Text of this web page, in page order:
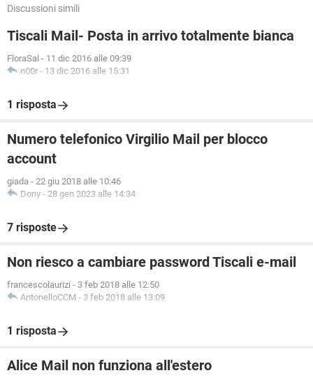
Discussioni simili
Tiscali Mail- Posta in arrivo totalmente bianca
FloraSal - 11 dic 2016 alle 09:39
n00r - 13 dic 2016 alle 15:31
1 risposta
Numero telefonico Virgilio Mail per blocco
account
giada - 22 giu 2018 alle 10:46
Dony - 28 gen 2023 alle 14:34
7 risposte
Non riesco a cambiare password Tiscali e-mail
francescolaurizi - 3 feb 2018 alle 12:50
AntonelloCCM - 3 feb 2018 alle 13:09
1 risposta
Alice Mail non funziona all'estero